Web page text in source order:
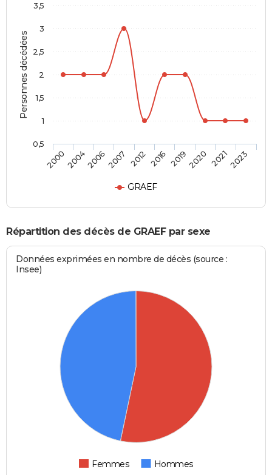
Personnes décédées
GRAEF
2000200420062007 2012 2016 20192020 20212023
0,5
1
1,5
2
2,5
3
3,5
Répartition des décès de GRAEF par sexe
Données exprimées en nombre de décès (source :
Insee)
Femmes Hommes